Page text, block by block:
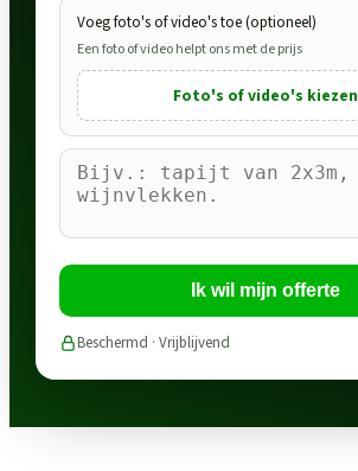
Voeg foto's of video's toe (optioneel)
Een foto of video helpt ons met de prijs
Foto's of video's kiezen
Ik wil mijn offerte
Beschermd · Vrijblijvend